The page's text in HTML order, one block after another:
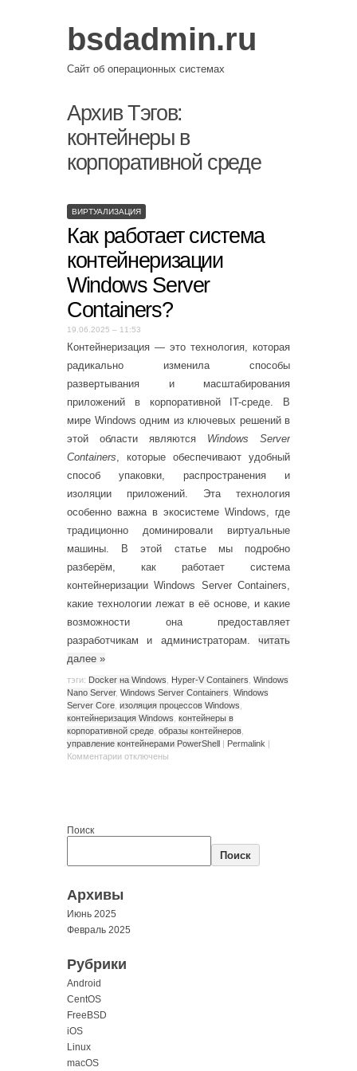
bsdadmin.ru
Сайт об операционных системах
Архив Тэгов:
контейнеры в
корпоративной среде
ВИРТУАЛИЗАЦИЯ
Как работает система
контейнеризации
Windows Server
Containers?
19.06.2025 – 11:53
Контейнеризация — это технология, которая
радикально изменила способы
развертывания и масштабирования
приложений в корпоративной IT-среде. В
мире Windows одним из ключевых решений в
этой области являются Windows Server
Containers, которые обеспечивают удобный
способ упаковки, распространения и
изоляции приложений. Эта технология
особенно важна в экосистеме Windows, где
традиционно доминировали виртуальные
машины. В этой статье мы подробно
разберём, как работает система
контейнеризации Windows Server Containers,
какие технологии лежат в её основе, и какие
возможности она предоставляет
разработчикам и администраторам. читать
далее »
тэги: Docker на Windows Hyper-V Containers Windows
Nano Server, Windows Server Containers Windows
Server Core изоляция процессов Windows
контейнеризация Windows контейнеры в
корпоративной среде образы контейнеров
управление контейнерами PowerShell | Permalink |
Комментарии отключены
Поиск
Поиск
Архивы
Июнь 2025
Февраль 2025
Рубрики
Android
CentOS
FreeBSD
iOS
Linux
macOS